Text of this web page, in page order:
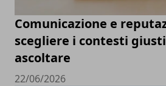
Comunicazione e
scegliere i contesti
ascoltare
22/06/2026